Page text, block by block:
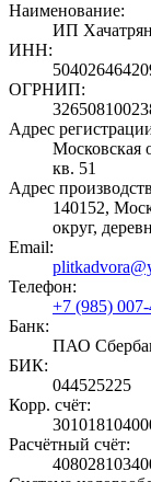
Наименование:
ИП
ИНН:
ОГРНИП:
Адрес
Московская
кв. 51
Адрес
140152,
округ,
Email:
Телефон:
+7 (985)
Банк:
ПАО
БИК:
044525225
Корр. счёт:
Расчётный счёт: